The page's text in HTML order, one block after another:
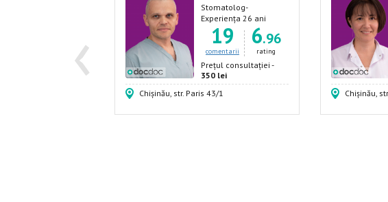
‹
Stomatolog-
implantolog,
Stomatolog-terapeut,
Stomatolog,
Stomatolog-ortoped,
Stomatolog-chirurg
Experiența 26 ani
19
comentarii
6.96
rating
Prețul consultației -
350 lei
Chișinău, str. Paris 43/1
Chișinău,